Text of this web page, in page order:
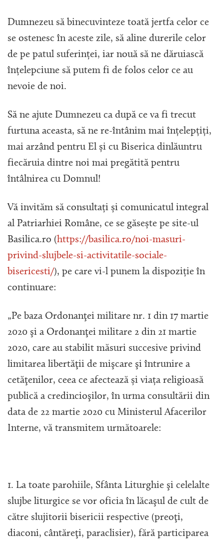
Dumnezeu să binecuvinteze toată jertfa celor ce
se ostenesc în aceste zile, să aline durerile celor
de pe patul suferinței, iar nouă să ne dăruiască
înțelepciune să putem fi de folos celor ce au
nevoie de noi.
Să ne ajute Dumnezeu ca după ce va fi trecut
furtuna aceasta, să ne re-întânim mai înțelepțiți,
mai arzând pentru El și cu Biserica dinlăuntru
fiecăruia dintre noi mai pregătită pentru
întâlnirea cu Domnul!
Vă invităm să consultați și comunicatul integral
al Patriarhiei Române, ce se găsește pe site-ul
Basilica.ro (https://basilica.ro/noi-masuri-
privind-slujbele-si-activitatile-sociale-
bisericesti/), pe care vi-l punem la dispoziție în
continuare:
„Pe baza Ordonanţei militare nr. 1 din 17 martie
2020 şi a Ordonanţei militare 2 din 21 martie
2020, care au stabilit măsuri succesive privind
limitarea libertăţii de mişcare şi întrunire a
cetăţenilor, ceea ce afectează și viața religioasă
publică a credincioşilor, în urma consultării din
data de 22 martie 2020 cu Ministerul Afacerilor
Interne, vă transmitem următoarele:
1. La toate parohiile, Sfânta Liturghie şi celelalte
slujbe liturgice se vor oficia în lăcaşul de cult de
către slujitorii bisericii respective (preoţi,
diaconi, cântăreţi, paraclisier), fără participarea